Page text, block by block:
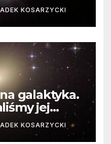
KOSARZYCKI
galaktyka.
jej
KOSARZYCKI